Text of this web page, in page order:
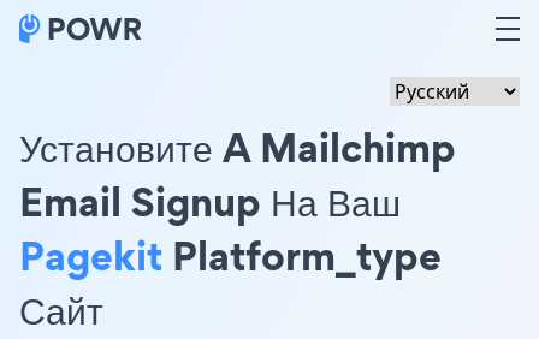
Установите A Mailchimp
Email Signup На Ваш
Pagekit Platform_type
Сайт